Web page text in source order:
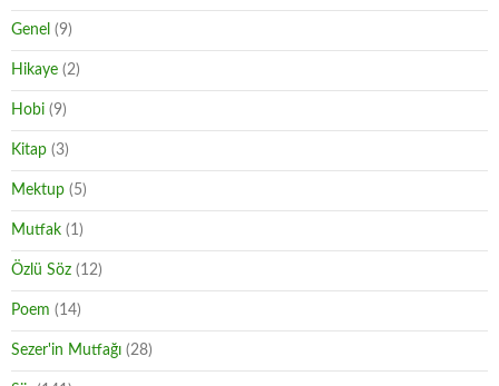
Genel (9)
Hikaye (2)
Hobi (9)
Kitap (3)
Mektup (5)
Mutfak (1)
Özlü Söz (12)
Poem (14)
Sezer'in Mutfağı (28)